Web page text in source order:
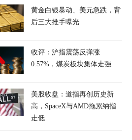
黄金白银暴动、美元急跌，背
后三大推手曝光
收评：沪指震荡反弹涨
0.57%，煤炭板块集体走强
美股收盘：道指再创历史新
高，SpaceX与AMD拖累纳指
走低